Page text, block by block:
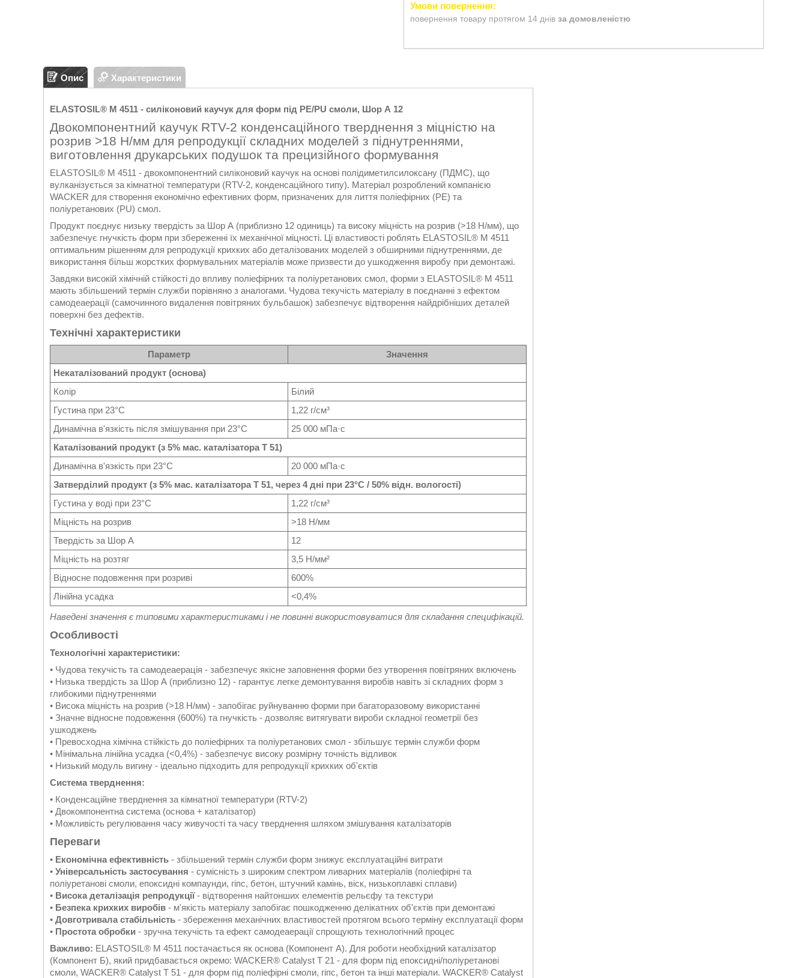
повернення товару протягом 14 днів за домовленістю
Опис Характеристики
ELASTOSIL® M 4511 - силіконовий каучук для форм під PE/PU смоли, Шор А 12
Двокомпонентний каучук RTV-2 конденсаційного тверднення з міцністю на
розрив >18 Н/мм для репродукції складних моделей з піднутреннями,
виготовлення друкарських подушок та прецизійного формування
ELASTOSIL® M 4511 - двокомпонентний силіконовий каучук на основі полідиметилсилоксану (ПДМС), що
вулканізується за кімнатної температури (RTV-2, конденсаційного типу). Матеріал розроблений компанією
WACKER для створення економічно ефективних форм, призначених для лиття поліефірних (PE) та
поліуретанових (PU) смол.
Продукт поєднує низьку твердість за Шор А (приблизно 12 одиниць) та високу міцність на розрив (>18 Н/мм), що
забезпечує гнучкість форм при збереженні їх механічної міцності. Ці властивості роблять ELASTOSIL® M 4511
оптимальним рішенням для репродукції крихких або деталізованих моделей з обширними піднутреннями, де
використання більш жорстких формувальних матеріалів може призвести до ушкодження виробу при демонтажі.
Завдяки високій хімічній стійкості до впливу поліефірних та поліуретанових смол, форми з ELASTOSIL® M 4511
мають збільшений термін служби порівняно з аналогами. Чудова текучість матеріалу в поєднанні з ефектом
самодеаерації (самочинного видалення повітряних бульбашок) забезпечує відтворення найдрібніших деталей
поверхні без дефектів.
Технічні характеристики
Параметр
Значення
Некаталізований продукт (основа)
Колір
Білий
Густина при 23°С
1,22 г/см³
Динамічна в'язкість після змішування при 23°С
25 000 мПа·с
Каталізований продукт (з 5% мас. каталізатора T 51)
Динамічна в'язкість при 23°С
20 000 мПа·с
Затверділий продукт (з 5% мас. каталізатора T 51, через 4 дні при 23°С / 50% відн. вологості)
Густина у воді при 23°С
1,22 г/см³
Міцність на розрив
>18 Н/мм
Твердість за Шор А
12
Міцність на розтяг
3,5 Н/мм²
Відносне подовження при розриві
600%
Лінійна усадка
<0,4%
Наведені значення є типовими характеристиками і не повинні використовуватися для складання специфікацій.
Особливості
Технологічні характеристики:
• Чудова текучість та самодеаерація - забезпечує якісне заповнення форми без утворення повітряних включень
• Низька твердість за Шор А (приблизно 12) - гарантує легке демонтування виробів навіть зі складних форм з
глибокими піднутреннями
• Висока міцність на розрив (>18 Н/мм) - запобігає руйнуванню форми при багаторазовому використанні
• Значне відносне подовження (600%) та гнучкість - дозволяє витягувати вироби складної геометрії без
ушкоджень
• Превосходна хімічна стійкість до поліефірних та поліуретанових смол - збільшує термін служби форм
• Мінімальна лінійна усадка (<0,4%) - забезпечує високу розмірну точність відливок
• Низький модуль вигину - ідеально підходить для репродукції крихких об'єктів
Система тверднення:
• Конденсаційне тверднення за кімнатної температури (RTV-2)
• Двокомпонентна система (основа + каталізатор)
• Можливість регулювання часу живучості та часу тверднення шляхом змішування каталізаторів
Переваги
• Економічна ефективність - збільшений термін служби форм знижує експлуатаційні витрати
• Універсальність застосування - сумісність з широким спектром ливарних матеріалів (поліефірні та
поліуретанові смоли, епоксидні компаунди, гіпс, бетон, штучний камінь, віск, низькоплавкі сплави)
• Висока деталізація репродукції- відтворення найтонших елементів рельєфу та текстури
• Безпека крихких виробів - м'якість матеріалу запобігає пошкодженню делікатних об'єктів при демонтажі
• Довготривала стабільність - збереження механічних властивостей протягом всього терміну експлуатації форм
• Простота обробки - зручна текучість та ефект самодеаерації спрощують технологічний процес
Важливо: ELASTOSIL® M 4511 постачається як основа (Компонент А). Для роботи необхідний каталізатор
(Компонент Б), який придбавається окремо: WACKER® Catalyst T 21 - для форм під епоксидні/поліуретанові
смоли, WACKER® Catalyst T 51 - для форм під поліефірні смоли, гіпс, бетон та інші матеріали. WACKER® Catalyst